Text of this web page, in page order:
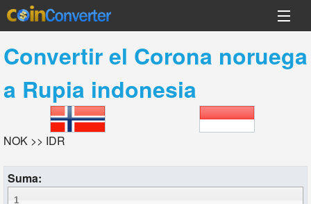
Convertir el Corona noruega
a Rupia indonesia
NOK >> IDR
Suma: